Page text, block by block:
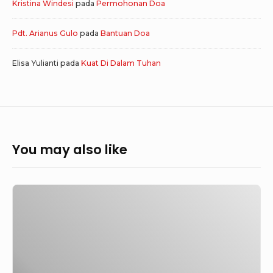
Kristina Windesi pada Permohonan Doa
Pdt. Arianus Gulo pada Bantuan Doa
Elisa Yulianti pada Kuat Di Dalam Tuhan
You may also like